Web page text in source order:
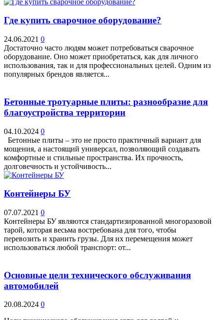
Где купить сварочное оборудование?
24.06.2021 0
Достаточно часто людям может потребоваться сварочное
оборудование. Оно может приобретаться, как для личного
использования, так и для профессиональных целей. Одним из
популярных брендов является...
Бетонные тротуарные плиты: разнообразие для
благоустройства территории
04.10.2024 0
Бетонные плиты – это не просто практичный вариант для
мощения, а настоящий универсал, позволяющий создавать
комфортные и стильные пространства. Их прочность,
долговечность и устойчивость...
Контейнеры БУ
07.07.2021 0
Контейнеры БУ являются стандартизированной многоразовой
тарой, которая весьма востребована для того, чтобы
перевозить и хранить грузы. Для их перемещения может
использоваться любой транспорт: от...
Основные цели технического обслуживания
автомобилей
20.08.2024 0